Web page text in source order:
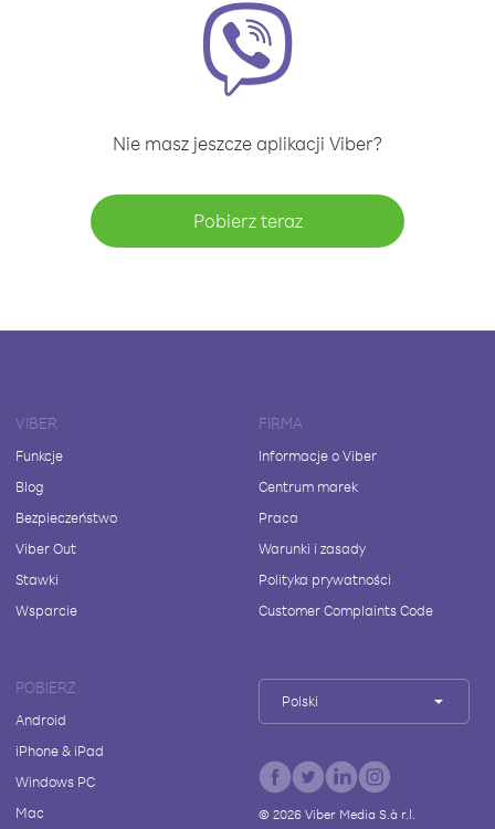
Nie masz jeszcze aplikacji Viber?
Pobierz teraz
VIBER
Funkcje
Blog
Bezpieczeństwo
Viber Out
Stawki
Wsparcie
FIRMA
Informacje o Viber
Centrum marek
Praca
Warunki i zasady
Polityka prywatności
Customer Complaints Code
POBIERZ
Android
iPhone & iPad
Windows PC
Mac
Polski
© 2026Viber Media S.à r.l.